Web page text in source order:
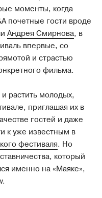
моменты, когда
почетные гости вроде
Андрея Смирнова, в
впервые, со
и страстью
фильма.
растить молодых,
приглашая их в
гостей и даже
к уже известным в
фестиваля. Но
который
именно на «Маяке»,